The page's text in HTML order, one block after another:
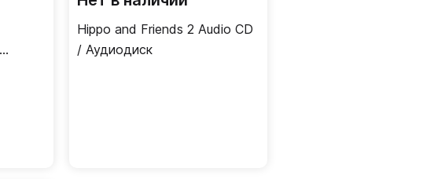
Hippo and Friends 2 Audio CD
/ Аудиодиск